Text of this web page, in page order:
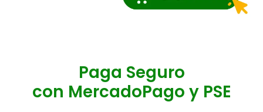
Paga Seguro
con MercadoPago y PSE